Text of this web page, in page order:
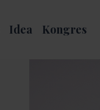
Idea Kongres